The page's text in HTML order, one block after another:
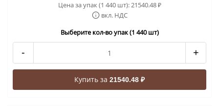
Цена за упак (1 440 шт):21540.48₽
вкл. НДС
Выберите кол-во упак (1 440 шт)
- +
Купить за 21540.48 ₽